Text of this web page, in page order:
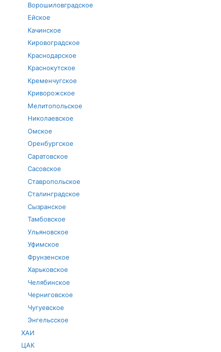
Ворошиловградское
Ейское
Качинское
Кировоградское
Краснодарское
Краснокутское
Кременчугское
Криворожское
Мелитопольское
Николаевское
Омское
Оренбургское
Саратовское
Сасовское
Ставропольское
Сталинградское
Сызранское
Тамбовское
Ульяновское
Уфимское
Фрунзенское
Харьковское
Челябинское
Черниговское
Чугуевское
Энгельсское
ХАИ
ЦАК